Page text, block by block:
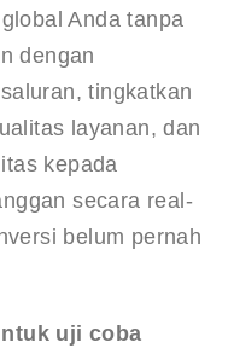
Anda tanpa
dengan
tingkatkan
layanan, dan
kepada
secara real-
belum pernah
uji coba